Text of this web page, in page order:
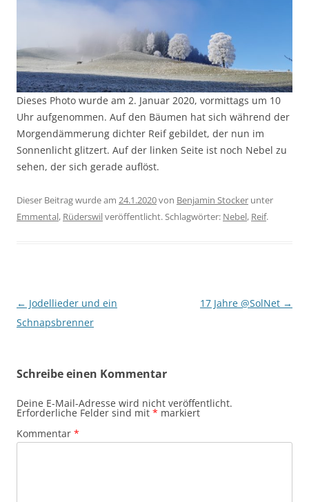
Dieses Photo wurde am 2. Januar 2020, vormittags um 10
Uhr aufgenommen. Auf den Bäumen hat sich während der
Morgendämmerung dichter Reif gebildet, der nun im
Sonnenlicht glitzert. Auf der linken Seite ist noch Nebel zu
sehen, der sich gerade auflöst.
Dieser Beitrag wurde am 24.1.2020von Benjamin Stocker unter
Emmental, Rüderswilveröffentlicht. Schlagwörter: Nebel, Reif.
Beitragsnavigation
← Jodellieder und ein
Schnapsbrenner
17 Jahre @SolNet →
Schreibe einen Kommentar
Deine E-Mail-Adresse wird nicht veröffentlicht.
Erforderliche Felder sind mit * markiert
Kommentar *